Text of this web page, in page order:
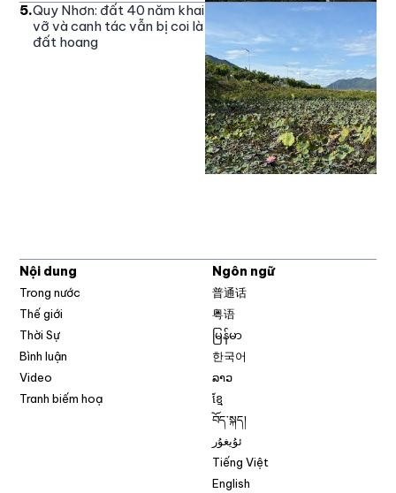
5.Quy Nhơn: đất 40 năm khai
vỡ và canh tác vẫn bị coi là
đất hoang
Nội dung
Trong nước
Thế giới
Thời Sự
Bình luận
Video
Tranh biếm hoạ
Ngôn ngữ
普通话
粤语
မြန်မာ
한국어
ລາວ
ខ្មែ
བོད་སྐད།
ئۇيغۇر
Tiếng Việt
English